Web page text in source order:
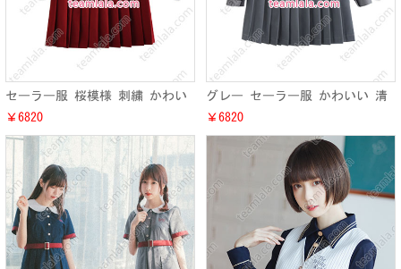
セーラー服 桜模様 刺繍 かわい
い オリジナルデザイン 清楚 キ
ュート 制服衣装
￥6820
グレー セーラー服 かわいい 清
楚 上品 学生制服 安価 JK JC JS
卒業式 通学 衣装
￥6820